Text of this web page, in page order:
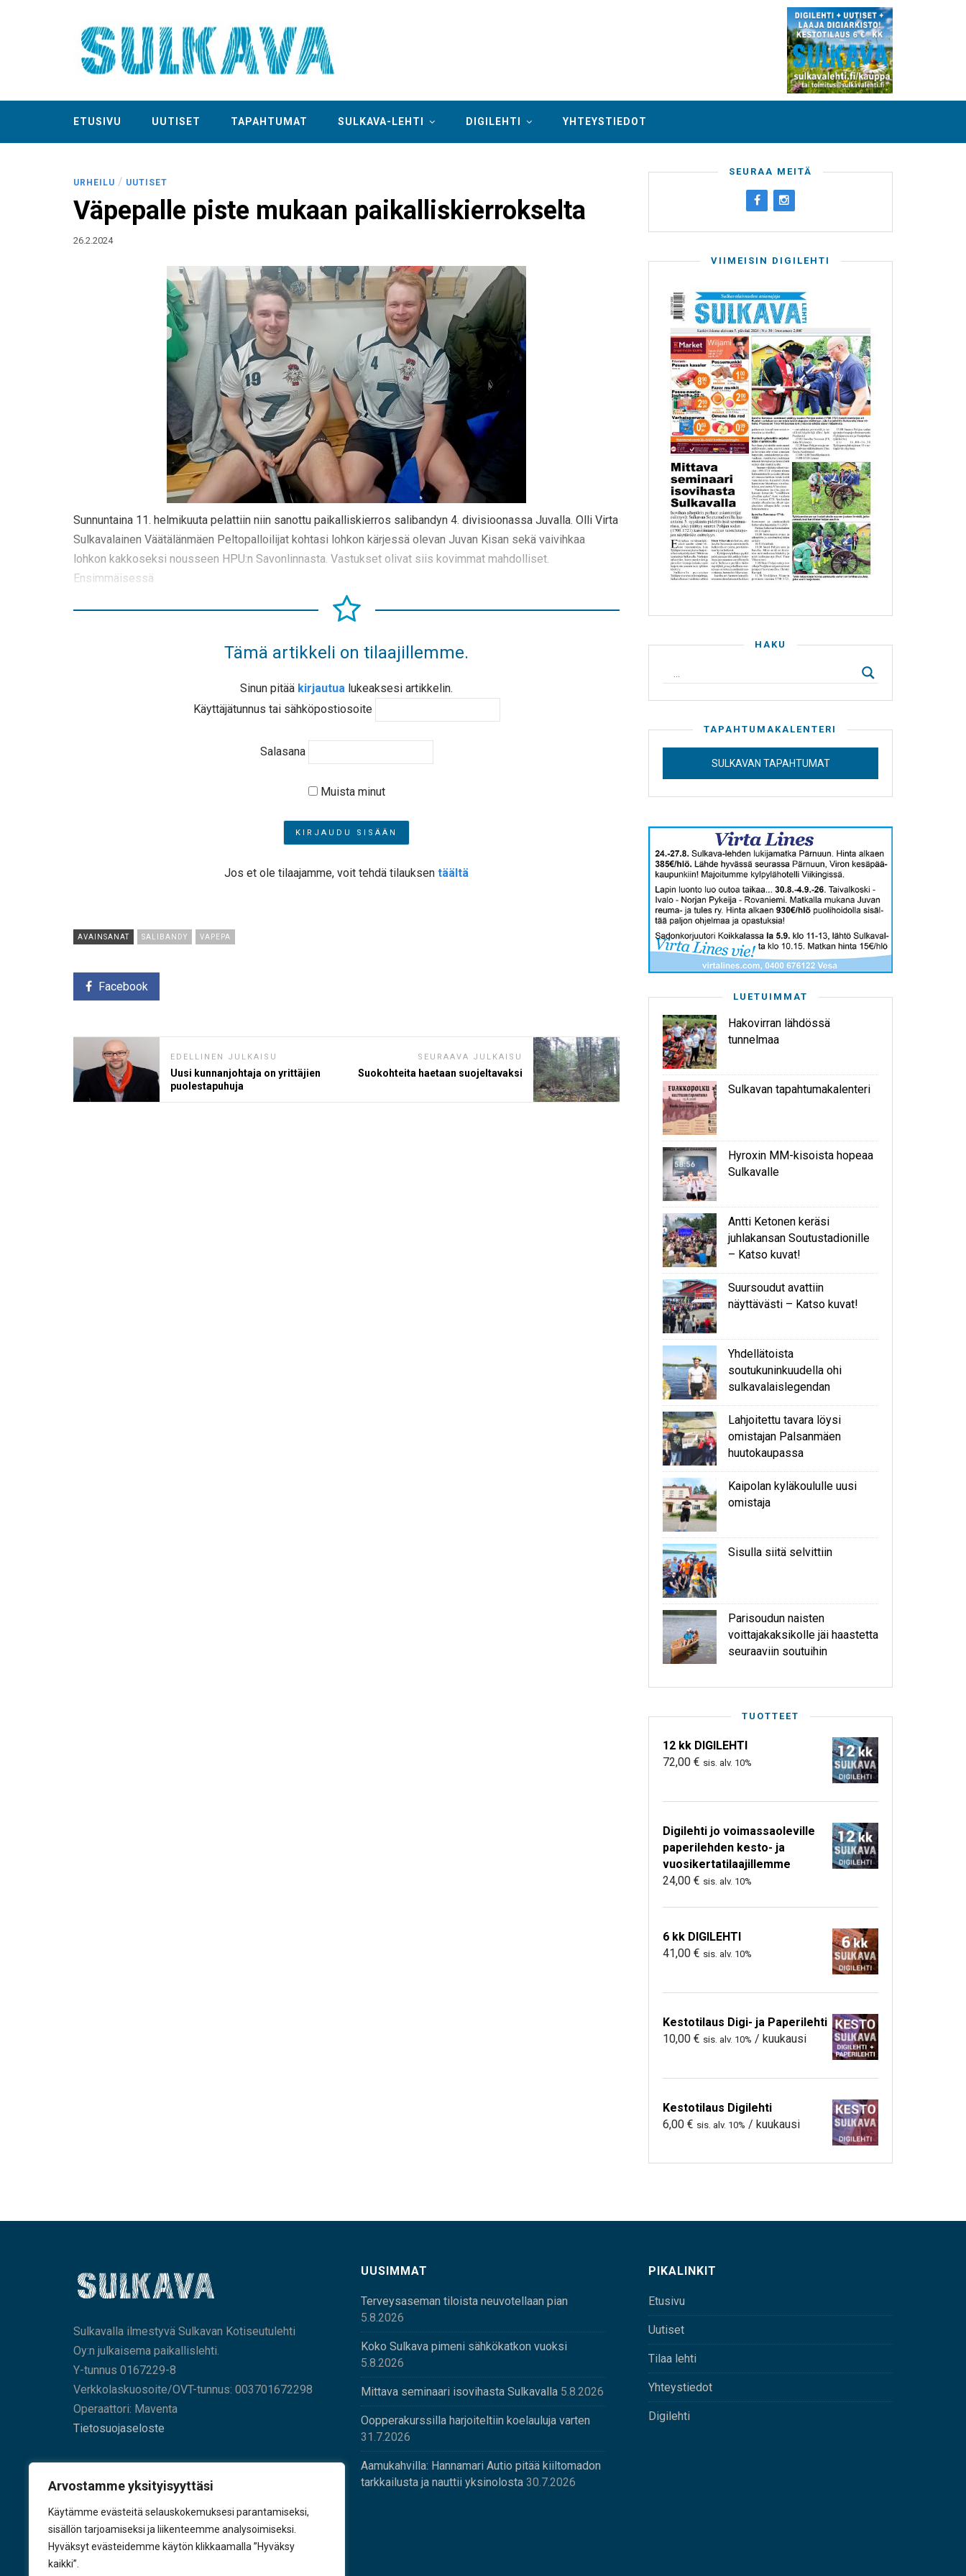
Arvostamme yksityisyyttäsi
Käytämme evästeitä selauskokemuksesi parantamiseksi,
sisällön tarjoamiseksi ja liikenteemme analysoimiseksi.
Hyväksyt evästeidemme käytön klikkaamalla ”Hyväksy
kaikki”.
ETUSIVU UUTISET TAPAHTUMAT SULKAVA-LEHTI DIGILEHTI YHTEYSTIEDOT
URHEILU / UUTISET
Väpepalle piste mukaan paikalliskierrokselta
26.2.2024
Sunnuntaina 11. helmikuuta pelattiin niin sanottu paikalliskierros salibandyn 4. divisioonassa Juvalla. Olli Virta
Sulkavalainen Väätälänmäen Peltopalloilijat kohtasi lohkon kärjessä olevan Juvan Kisan sekä vaivihkaa
lohkon kakkoseksi nousseen HPU:n Savonlinnasta. Vastukset olivat siis kovimmat mahdolliset.
Ensimmäisessä
Tämä artikkeli on tilaajillemme.
Sinun pitää kirjautua lukeaksesi artikkelin.
Käyttäjätunnus tai sähköpostiosoite
Salasana
Muista minut
Jos et ole tilaajamme, voit tehdä tilauksen täältä
AVAINSANAT SALIBANDY VAPEPA
Facebook
EDELLINEN JULKAISU
Uusi kunnanjohtaja on yrittäjien
puolestapuhuja
SEURAAVA JULKAISU
Suokohteita haetaan suojeltavaksi
SEURAA MEITÄ
VIIMEISIN DIGILEHTI
HAKU
TAPAHTUMAKALENTERI
SULKAVAN TAPAHTUMAT
LUETUIMMAT
Hakovirran lähdössä
tunnelmaa
Sulkavan tapahtumakalenteri
Hyroxin MM-kisoista hopeaa
Sulkavalle
Antti Ketonen keräsi
juhlakansan Soutustadionille
– Katso kuvat!
Suursoudut avattiin
näyttävästi – Katso kuvat!
Yhdellätoista
soutukuninkuudella ohi
sulkavalaislegendan
Lahjoitettu tavara löysi
omistajan Palsanmäen
huutokaupassa
Kaipolan kyläkoululle uusi
omistaja
Sisulla siitä selvittiin
Parisoudun naisten
voittajakaksikolle jäi haastetta
seuraaviin soutuihin
TUOTTEET
12 kk DIGILEHTI
72,00 € sis. alv. 10%
Digilehti jo voimassaoleville
paperilehden kesto- ja
vuosikertatilaajillemme
24,00 € sis. alv. 10%
6 kk DIGILEHTI
41,00 € sis. alv. 10%
Kestotilaus Digi- ja Paperilehti
10,00 € sis. alv. 10% / kuukausi
Kestotilaus Digilehti
6,00 € sis. alv. 10% / kuukausi
Sulkavalla ilmestyvä Sulkavan Kotiseutulehti
Oy:n julkaisema paikallislehti.
Y-tunnus 0167229-8
Verkkolaskuosoite/OVT-tunnus: 003701672298
Operaattori: Maventa
Tietosuojaseloste
KÄY TYKKÄÄMÄSSÄ
UUSIMMAT
Terveysaseman tiloista neuvotellaan pian
5.8.2026
Koko Sulkava pimeni sähkökatkon vuoksi
5.8.2026
Mittava seminaari isovihasta Sulkavalla 5.8.2026
Oopperakurssilla harjoiteltiin koelauluja varten
31.7.2026
Aamukahvilla: Hannamari Autio pitää kiiltomadon
tarkkailusta ja nauttii yksinolosta 30.7.2026
PIKALINKIT
Etusivu
Uutiset
Tilaa lehti
Yhteystiedot
Digilehti